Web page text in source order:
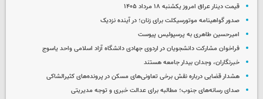
قیمت دینار عراق امروز یکشنبه ۱۸ مرداد ۱۴۰۵
صدور گواهینامه موتورسیکلت برای زنان؛ در آینده نزدیک
امیرحسین طاهری به پرسپولیس پیوست
فراخوان مشارکت دانشجویان در اردوی جهادی دانشگاه آزاد اسلامی واحد یاسوج
خبرنگاران، وجدان بیدار جامعه هستند
هشدار قضایی درباره نقش برخی تعاونی‌های مسکن در پرونده‌های کثیرالشاکی
صدای رسانه‌های جنوب؛ مطالبه برای عدالت خبری و توجه مدیریتی